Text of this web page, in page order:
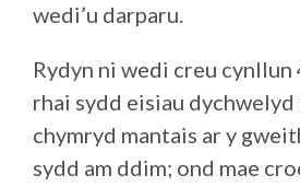
wedi’u darparu.
Rydyn ni wedi creu cynllun
rhai sydd eisiau dychwelyd
chymryd mantais ar y
sydd am ddim; ond mae